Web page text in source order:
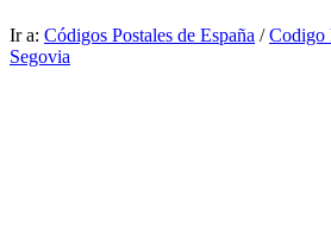
Ir a: Códigos Postales de España /Codigo
Segovia